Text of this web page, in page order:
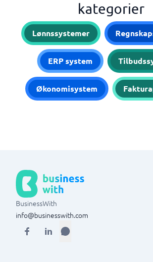
kategorier
Lønnssystemer
ERP system
Økonomisystem
BusinessWith
info@businesswith.com